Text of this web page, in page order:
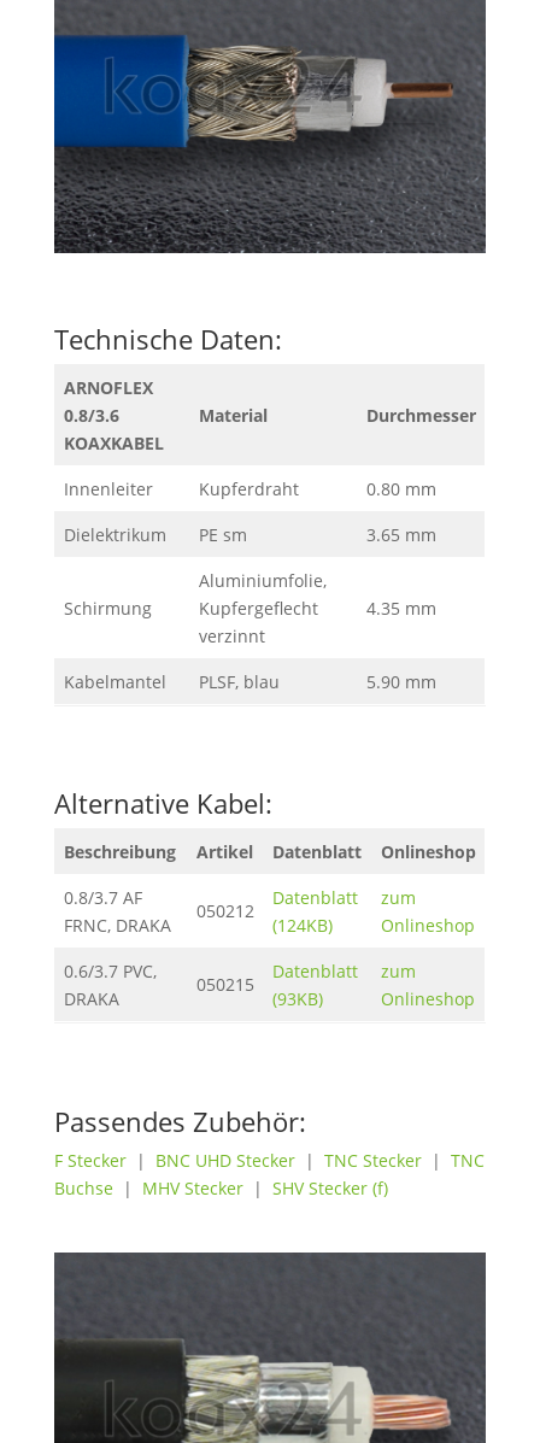
Technische Daten:
ARNOFLEX
0.8/3.6
KOAXKABEL
Material Durchmesser
Innenleiter Kupferdraht
0.80 mm
Dielektrikum
PE sm 3.65 mm
Schirmung
Aluminiumfolie,
Kupfergeflecht
verzinnt
4.35 mm
Kabelmantel PLSF, blau 5.90 mm
Alternative Kabel:
Beschreibung Artikel Datenblatt
Onlineshop
0.8/3.7 AF
FRNC, DRAKA
050212
Datenblatt
(124KB)
zum
Onlineshop
0.6/3.7 PVC,
DRAKA
050215
Datenblatt
(93KB)
zum
Onlineshop
Passendes Zubehör:
F Stecker| BNC UHD Stecker| TNC Stecker| TNC
Buchse| MHV Stecker| SHV Stecker (f)